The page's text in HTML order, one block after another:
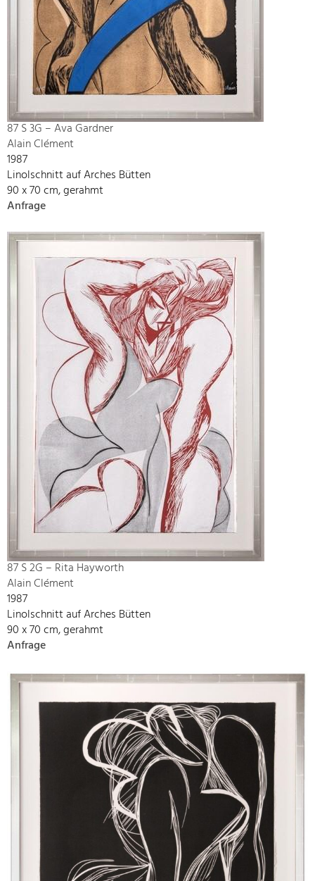
87 S 3G – Ava Gardner
Alain Clément
1987
Linolschnitt auf Arches Bütten
90 x 70 cm, gerahmt
Anfrage
87 S 2G – Rita Hayworth
Alain Clément
1987
Linolschnitt auf Arches Bütten
90 x 70 cm, gerahmt
Anfrage